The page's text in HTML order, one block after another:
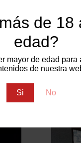
de 18
edad?
mayor de edad para
de nuestra
Si No